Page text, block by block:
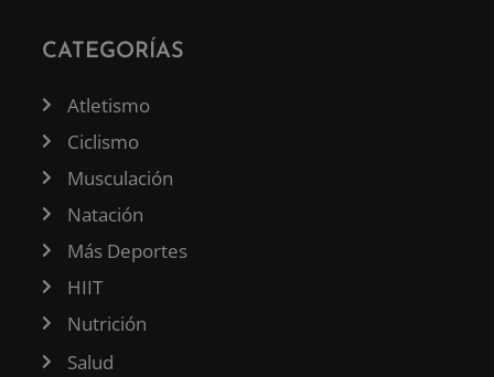
CATEGORÍAS
Atletismo
Ciclismo
Musculación
Natación
Más Deportes
HIIT
Nutrición
Salud